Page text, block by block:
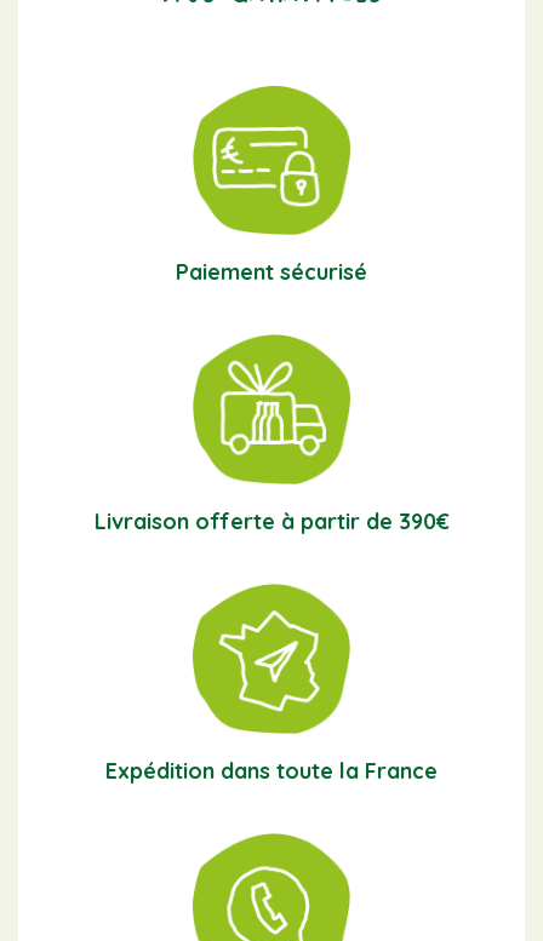
Paiement sécurisé
Livraison offerte à partir de 390€
Expédition dans toute la France